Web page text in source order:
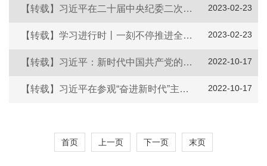
2023-02-23
【转载】习近平在二十届中央纪委二次全会上发表重要讲话
2023-02-23
【转载】学习进行时丨一刻不停推进全面从严治党，习近平总书记对这个问题高度关注
2022-10-17
【转载】习近平：新时代中国共产党的历史使命
2022-10-17
【转载】习近平在参观“奋进新时代”主题成就展时强调 踔厉奋发勇毅前行团结奋斗 夺取中国特色社会主义新胜利
首页 上一页 下一页 末页